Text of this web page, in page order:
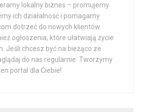
lokalny biznes – promujemy
ich działalność i pomagamy
dotrzeć do nowych klientów.
ogłoszenia, które ułatwiają życie
Jeśli chcesz być na bieżąco ze
do nas regularnie. Tworzymy
portal dla Ciebie!